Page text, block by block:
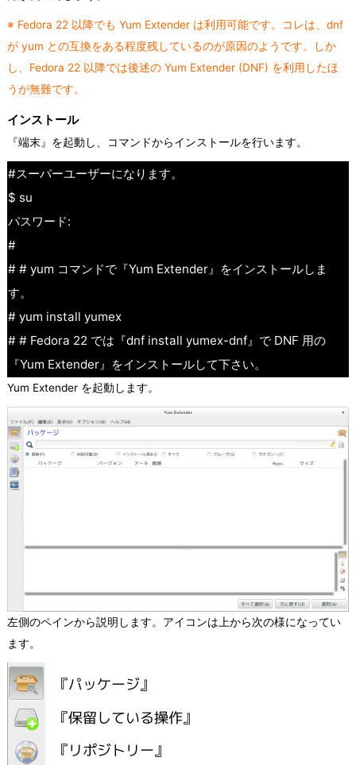
※ Fedora 22 以降でも Yum Extender は利用可能です。コレは、dnf
が yum との互換をある程度残しているのが原因のようです。しか
し、Fedora 22 以降では後述の Yum Extender (DNF) を利用したほ
うが無難です。
インストール
『端末』を起動し、コマンドからインストールを行います。
#スーパーユーザーになります。
$ su
パスワード:
#
# # yum コマンドで『Yum Extender』をインストールしま
す。
# yum install yumex
# # Fedora 22 では『dnf install yumex-dnf』で DNF 用の
『Yum Extender』をインストールして下さい。
Yum Extender を起動します。
左側のペインから説明します。アイコンは上から次の様になってい
ます。